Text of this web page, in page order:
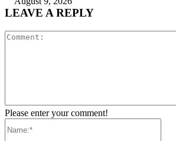
LEAVE A REPLY
Please enter your comment!